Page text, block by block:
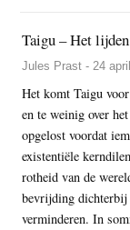
Taigu – Het
Jules Prast - 24
Het komt Taigu
en te weinig over
opgelost voordat
existentiële
rotheid van de
bevrijding dichterbij
verminderen. In